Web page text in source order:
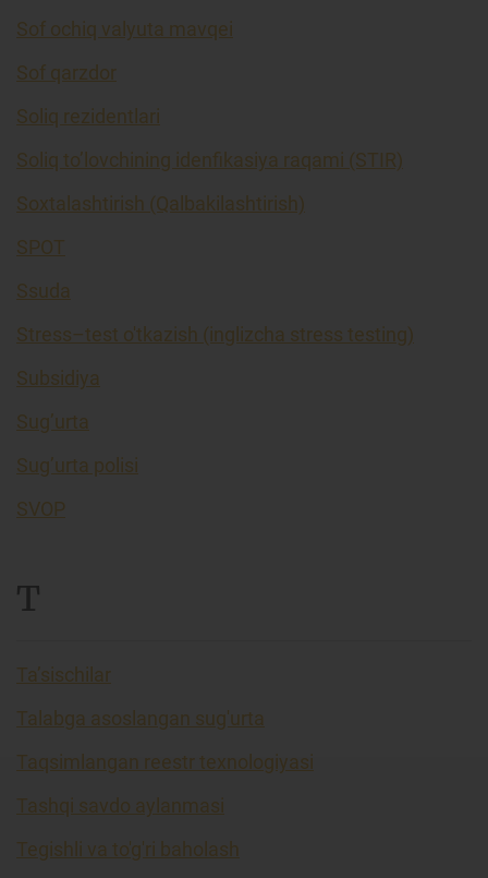
Sof ochiq valyuta mavqei
Sof qarzdor
Soliq rezidentlari
Soliq to’lovchining idenfikasiya raqami (STIR)
Soxtalashtirish (Qalbakilashtirish)
SPOT
Ssuda
Stress–test o'tkazish (inglizcha stress testing)
Subsidiya
Sug’urta
Sug’urta polisi
SVOP
T
Ta’sischilar
Talabga asoslangan sug'urta
Taqsimlangan reestr texnologiyasi
Tashqi savdo aylanmasi
Tegishli va to'g'ri baholash